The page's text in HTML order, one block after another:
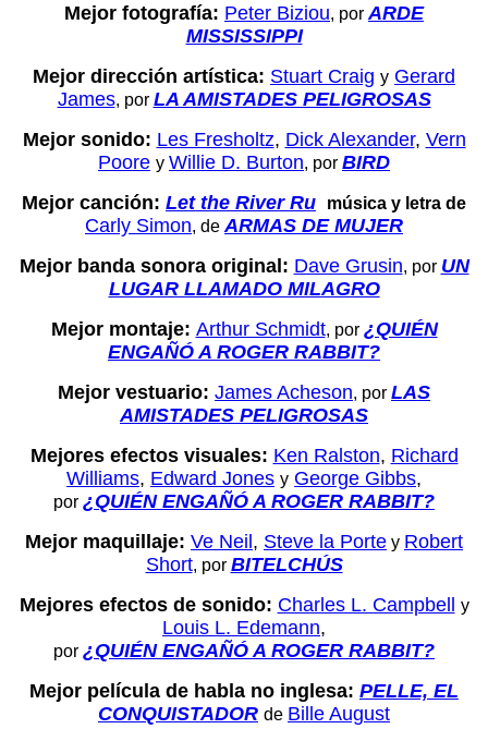
Mejor fotografía: Peter Biziou, por ARDE
MISSISSIPPI
Mejor dirección artística: Stuart Craig y Gerard
James, por LA AMISTADES PELIGROSAS
Mejor sonido: Les Fresholtz, Dick Alexander, Vern
Poore y Willie D. Burton, por BIRD
Mejor canción: Let the River Ru música y letra de
Carly Simon, de ARMAS DE MUJER
Mejor banda sonora original: Dave Grusin, por UN
LUGAR LLAMADO MILAGRO
Mejor montaje: Arthur Schmidt, por ¿QUIÉN
ENGAÑÓ A ROGER RABBIT?
Mejor vestuario: James Acheson, por LAS
AMISTADES PELIGROSAS
Mejores efectos visuales: Ken Ralston, Richard
Williams, Edward Jones y George Gibbs,
por ¿QUIÉN ENGAÑÓ A ROGER RABBIT?
Mejor maquillaje: Ve Neil, Steve la Porte y Robert
Short, por BITELCHÚS
Mejores efectos de sonido: Charles L. Campbell y
Louis L. Edemann,
por ¿QUIÉN ENGAÑÓ A ROGER RABBIT?
Mejor película de habla no inglesa: PELLE, EL
CONQUISTADOR de Bille August